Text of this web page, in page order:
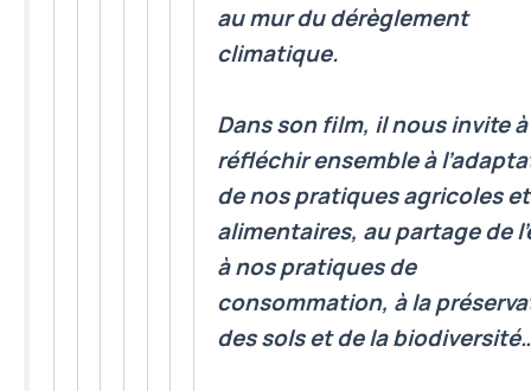
au mur dudérèglement
climatique.
Dans son film, il nous invite à
réfléchir ensemble à
de nos pratiques agricoles et
alimentaires, au partage de
à nos pratiques de
consommation, à la
des sols et de la biodiversité